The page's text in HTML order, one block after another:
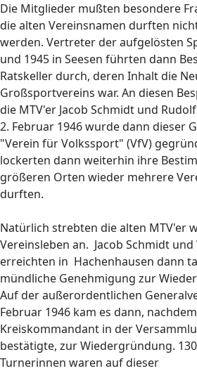
Die Mitglieder mußten besondere
die alten Vereinsnamen durften
werden. Vertreter der aufgelösten
und 1945 in Seesen führten dann
Ratskeller durch, deren Inhalt die
Großsportvereins war. An diesen
die MTV'er Jacob Schmidt und
2. Februar 1946 wurde dann dieser
"Verein für Volkssport" (VfV)
lockerten dann weiterhin ihre
größeren Orten wieder mehrere
durften.
Natürlich strebten die alten MTV'er
Vereinsleben an. Jacob Schmidt
erreichten in Hachenhausen dann
mündliche Genehmigung zur
Auf der außerordentlichen
Februar 1946 kam es dann,
Kreiskommandant in der
bestätigte, zur Wiedergründung.
Turnerinnen waren auf dieser